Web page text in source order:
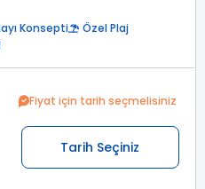
Konsepti
Özel Plaj
Fiyat için tarih seçmelisiniz
Tarih Seçiniz